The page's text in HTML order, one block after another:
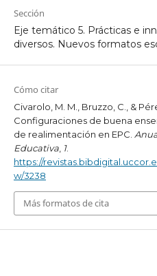
Sección
Eje temático 5. Prácticas e
diversos. Nuevos formatos
Cómo citar
Civarolo, M. M., Bruzzo, C., &
Configuraciones de buena
de realimentación en EPC.
Educativa, 1.
https://
w/3238
Más formatos de cita